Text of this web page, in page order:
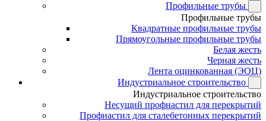
Профильные трубы
Профильные трубы
Квадратные профильные трубы
Прямоугольные профильные трубы
Белая жесть
Черная жесть
Лента оцинкованная (ЭОЦ)
Индустриальное строительство
Индустриальное строительство
Несущий профнастил для перекрытий
Профнастил для сталебетонных перекрытий